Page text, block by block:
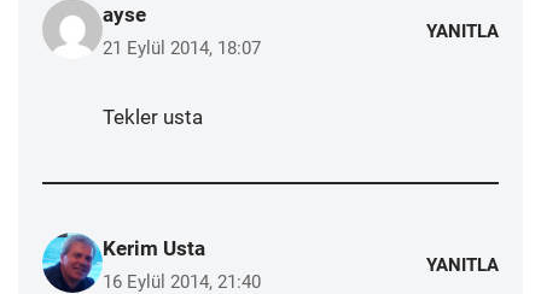
ayse
21 Eylül 2014, 18:07
YANITLA
Tekler usta
Kerim Usta
16 Eylül 2014, 21:40
YANITLA